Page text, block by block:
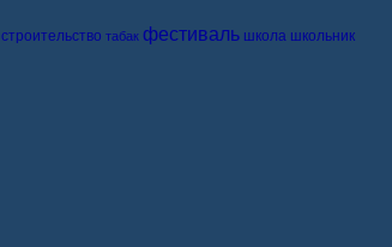
строительство табак фестиваль школа школьник